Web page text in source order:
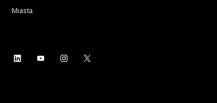
Miasta